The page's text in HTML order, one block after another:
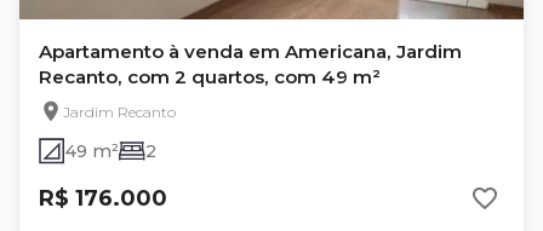
Apartamento à venda em Americana, Jardim
Recanto, com 2 quartos, com 49 m²
Jardim Recanto
49 m² 2
R$ 176.000